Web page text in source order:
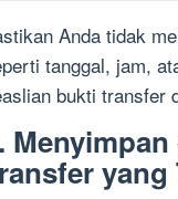
Anda tidak
tanggal, jam,
bukti transfer
yang